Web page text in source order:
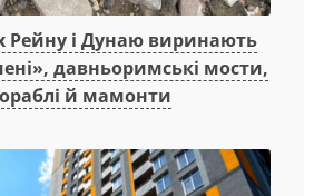
Рейну і Дунаю виринають
давньоримські мости,
й мамонти